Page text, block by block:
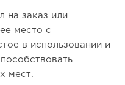
на заказ или
место с
в использовании и
мест.